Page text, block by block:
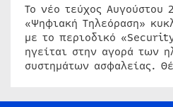
Το νέο τεύχος Αυγούστου
«Ψηφιακή Τηλεόραση»
με το περιοδικό
ηγείται στην αγορά των
συστημάτων ασφαλείας.